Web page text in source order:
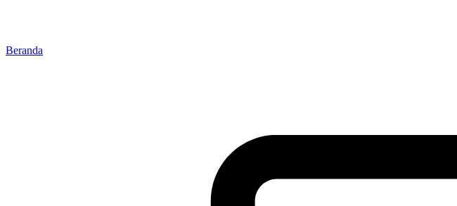
Beranda